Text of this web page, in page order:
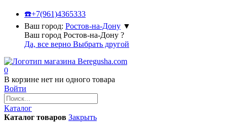
☎️+7(961)4365333
Ваш город: Ростов-на-Дону ▼
Ваш город Ростов-на-Дону ?
Да, все верно Выбрать другой
0
В корзине нет ни одного товара
Войти
Каталог
Каталог товаров Закрыть